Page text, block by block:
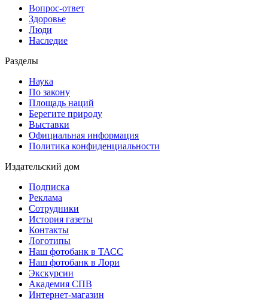
Вопрос-ответ
Здоровье
Люди
Наследие
Разделы
Наука
По закону
Площадь наций
Берегите природу
Выставки
Официальная информация
Политика конфиденциальности
Издательский дом
Подписка
Реклама
Сотрудники
История газеты
Контакты
Логотипы
Наш фотобанк в ТАСС
Наш фотобанк в Лори
Экскурсии
Академия СПВ
Интернет-магазин